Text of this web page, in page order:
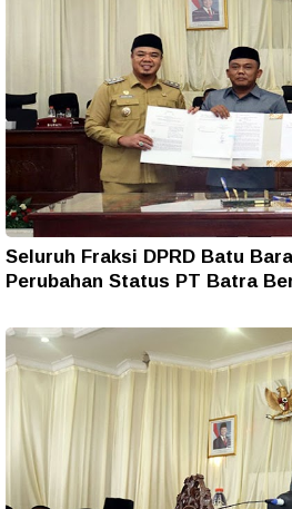
Seluruh Fraksi DPRD Batu
Perubahan Status PT Batra